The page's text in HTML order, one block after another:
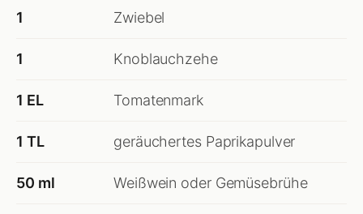
1 Zwiebel
1 Knoblauchzehe
1 EL Tomatenmark
1 TL geräuchertes Paprikapulver
50 ml Weißwein oder Gemüsebrühe